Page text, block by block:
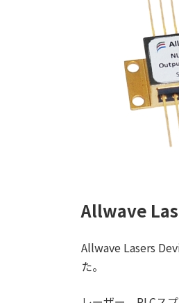
Allwave
Allwave Lasers
た。